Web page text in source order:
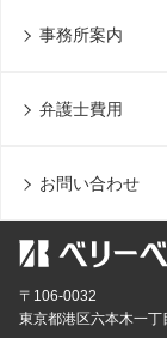
事務所案内
弁護士費用
お問い合わせ
〒106-0032
東京都港区六本木一